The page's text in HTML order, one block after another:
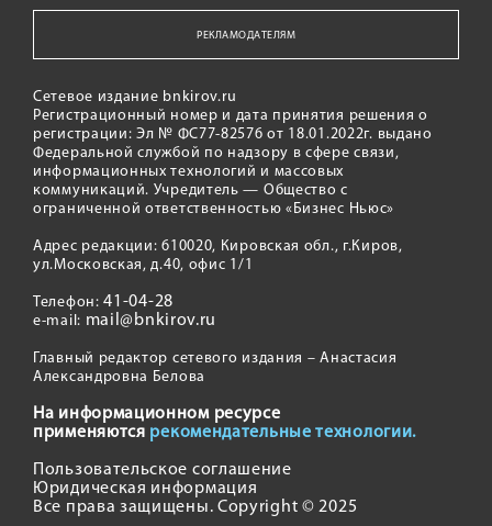
РЕКЛАМОДАТЕЛЯМ
Сетевое издание bnkirov.ru
Регистрационный номер и дата принятия решения о
регистрации: Эл № ФС77-82576 от 18.01.2022г. выдано
Федеральной службой по надзору в сфере связи,
информационных технологий и массовых
коммуникаций. Учредитель — Общество с
ограниченной ответственностью «Бизнес Ньюс»
Адрес редакции: 610020, Кировская обл., г.Киров,
ул.Московская, д.40, офис 1/1
Телефон:41-04-28
e-mail: mail@bnkirov.ru
Главный редактор сетевого издания – Анастасия
Александровна Белова
На информационном ресурсе
применяются рекомендательные технологии.
Пользовательское соглашение
Юридическая информация
Все права защищены. Copyright © 2025